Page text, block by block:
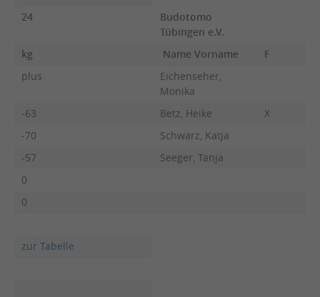
24
Budotomo
Tübingen e.V.
kg
Name Vorname
F
plus
Eichenseher,
Monika
-63
Betz, Heike
X
-70
Schwarz, Katja
-57
Seeger, Tanja
0
0
zur Tabelle